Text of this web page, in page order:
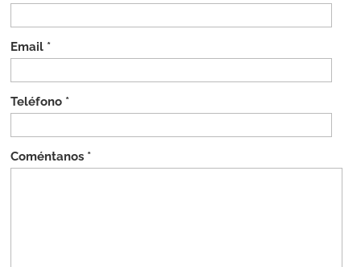
Email *
Teléfono *
Coméntanos *